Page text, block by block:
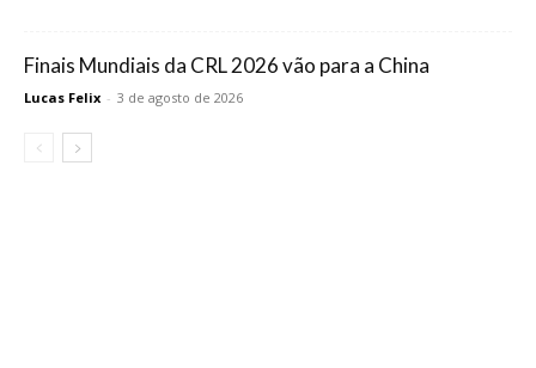
Finais Mundiais da CRL 2026 vão para a China
Lucas Felix - 3 de agosto de 2026